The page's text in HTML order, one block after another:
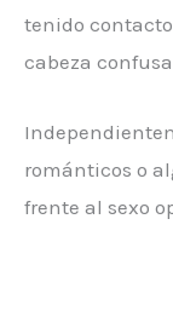
tenido
cabeza
románticos o
frente al sexo